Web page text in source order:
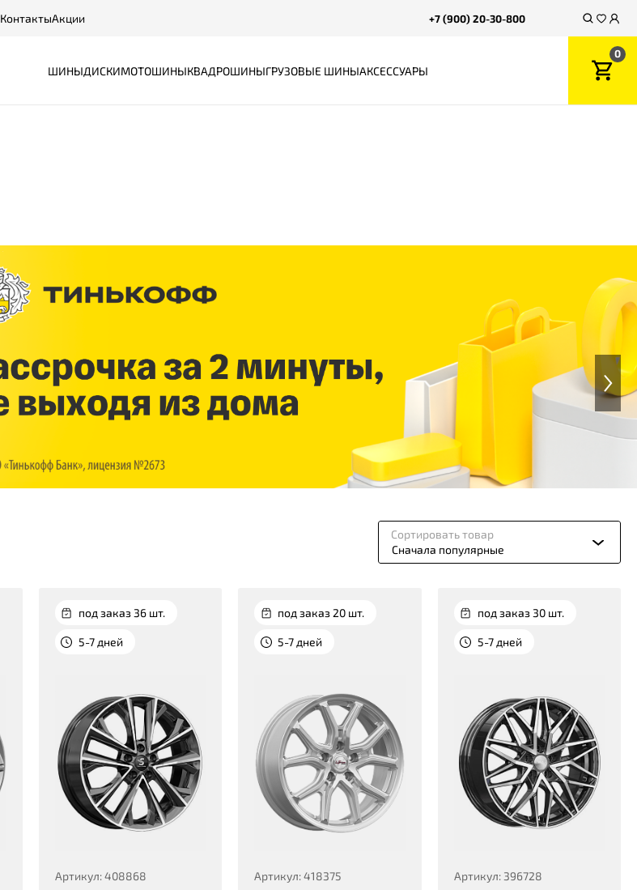
КонтактыАкции +7 (900) 20-30-800
ШИНЫДИСКИМОТОШИНЫКВАДРОШИНЫГРУЗОВЫЕ ШИНЫАКСЕССУАРЫ
0
Сортировать товар
Сначала популярные
под заказ 36 шт.
5-7 дней
Артикул: 408868
под заказ 20 шт.
5-7 дней
Артикул: 418375
под заказ 30 шт.
5-7 дней
Артикул: 396728